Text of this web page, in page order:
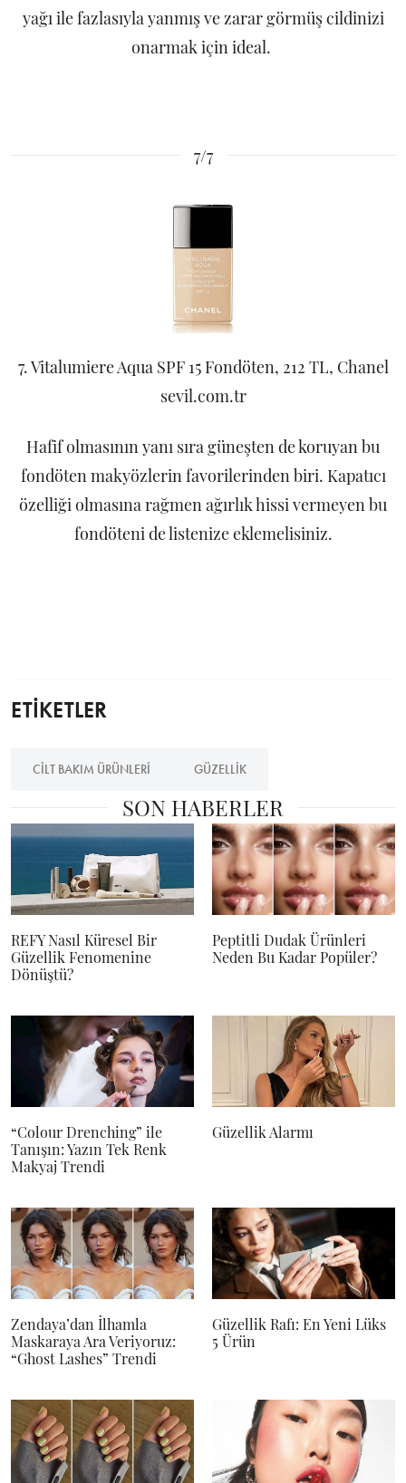
yağı ile fazlasıyla yanmış ve zarar görmüş cildinizi
onarmak için ideal.
7/7
7. Vitalumiere Aqua SPF 15 Fondöten, 212 TL, Chanel
sevil.com.tr
Hafif olmasının yanı sıra güneşten de koruyan bu
fondöten makyözlerin favorilerinden biri. Kapatıcı
özelliği olmasına rağmen ağırlık hissi vermeyen bu
fondöteni de listenize eklemelisiniz.
ETİKETLER
CILT BAKIM ÜRÜNLERI GÜZELLIK
SON HABERLER
REFY Nasıl Küresel Bir
Güzellik Fenomenine
Dönüştü?
Peptitli Dudak Ürünleri
Neden Bu Kadar Popüler?
“Colour Drenching” ile
Tanışın: Yazın Tek Renk
Makyaj Trendi
Güzellik Alarmı
Zendaya’dan İlhamla
Maskaraya Ara Veriyoruz:
“Ghost Lashes” Trendi
Güzellik Rafı: En Yeni Lüks
5 Ürün